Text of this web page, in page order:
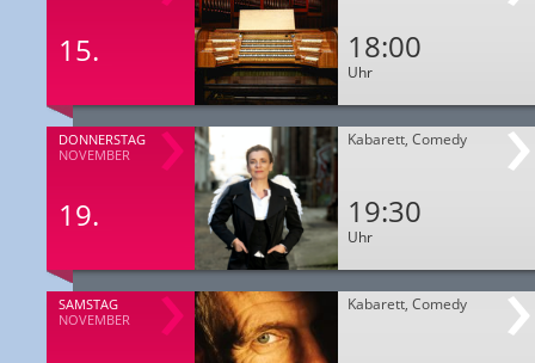
15. 18:00
Uhr
DONNERSTAG
NOVEMBER
19.
Kabarett, Comedy
19:30
Uhr
SAMSTAG
NOVEMBER
Kabarett, Comedy